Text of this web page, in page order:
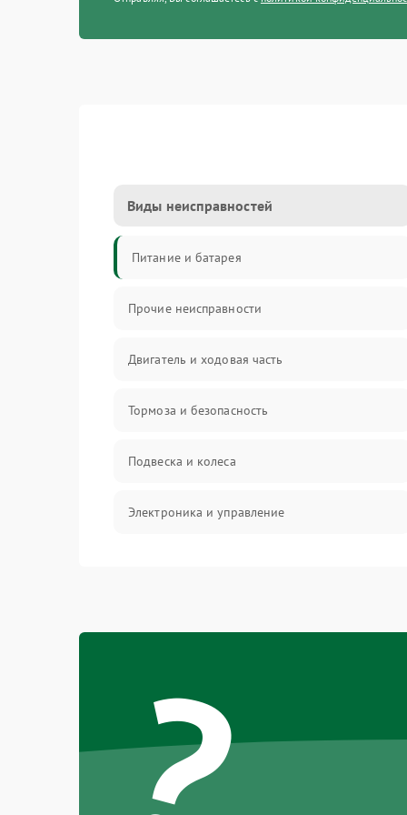
Виды неисправностей
Питание и батарея
Прочие неисправности
Двигатель и ходовая часть
Тормоза и безопасность
Подвеска и колеса
Электроника и управление
Батарея
Механические повреждения